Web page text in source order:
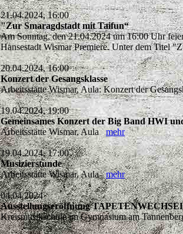
21.04.2024, 16:00
"Zur Smaragdstadt mit Taifun“
Am Sonntag, den 21.04.2024 um 16:00 Uhr
Hansestadt Wismar Premiere. Unter dem Titel
20.04.2024, 16:00
Konzert der Gesangsklasse
Arbeitsstätte Wismar, Aula: Konzert der
19.04.2024, 19:00
Gemeinsames Konzert der Big Band HWI
Arbeitsstätte Wismar, Aulamehr
19.04.2024, 17:00
Musizierstunde
Arbeitsstätte Wismar, Aulamehr
04.04.2024
Ausstellungseröffnung
Kreismusikschule im Gymnasium am